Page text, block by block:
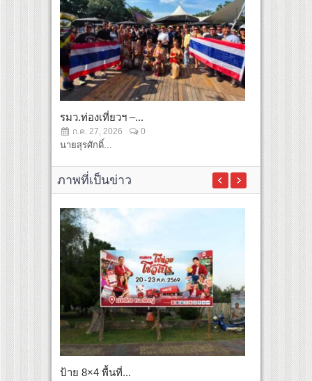
รมว.ท่องเที่ยวฯ –...
ก.ค. 27, 2026 0
นายสุรศักดิ์...
ททท....
ก.ค. 25,
...
ภาพที่เป็นข่าว
ป้าย 8×4 พื้นที่... ป้าย 8×4 พื้